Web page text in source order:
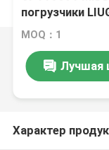
погрузчики
CLG856、
MOQ：1
Лучшая
Характер